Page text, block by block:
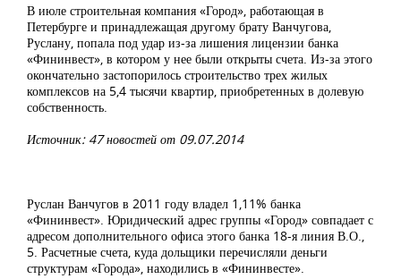
В июле строительная компания «Город», работающая в
Петербурге и принадлежащая другому брату Ванчугова,
Руслану, попала под удар из-за лишения лицензии банка
«Фининвест», в котором у нее были открыты счета. Из-за этого
окончательно застопорилось строительство трех жилых
комплексов на 5,4 тысячи квартир, приобретенных в долевую
собственность.
Источник: 47 новостей от 09.07.2014
Руслан Ванчугов в 2011 году владел 1,11% банка
«Фининвест». Юридический адрес группы «Город» совпадает с
адресом дополнительного офиса этого банка 18-я линия В.О.,
5. Расчетные счета, куда дольщики перечисляли деньги
структурам «Города», находились в «Фининвесте».